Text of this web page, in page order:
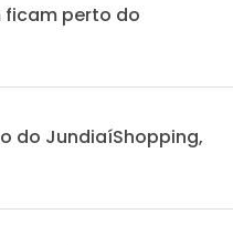
ficam perto do
do JundiaíShopping,